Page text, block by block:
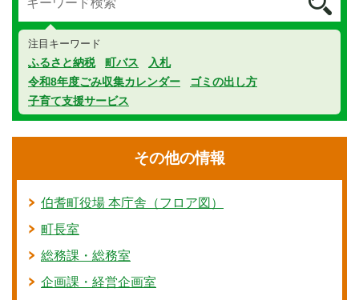
注目キーワード
ふるさと納税 町バス
入札
令和8年度ごみ収集カレンダー
ゴミの出し方
子育て支援サービス
その他の情報
伯耆町役場 本庁舎（フロア図）
町長室
総務課・総務室
企画課・経営企画室